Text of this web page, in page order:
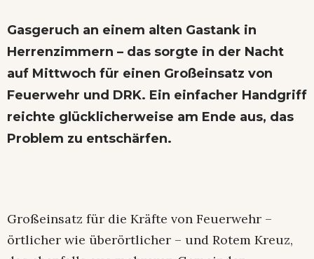
Gasgeruch an einem alten Gastank in
Herrenzimmern – das sorgte in der Nacht
auf Mittwoch für einen Großeinsatz von
Feuerwehr und DRK. Ein einfacher Handgriff
reichte glücklicherweise am Ende aus, das
Problem zu entschärfen.
Großeinsatz für die Kräfte von Feuerwehr –
örtlicher wie überörtlicher – und Rotem Kreuz,